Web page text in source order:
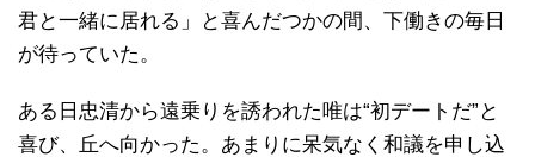
君と一緒に居れる」と喜んだつかの間、下働きの毎日
が待っていた。
ある日忠清から遠乗りを誘われた唯は“初デートだ”と
喜び、丘へ向かった。あまりに呆気なく和議を申し込